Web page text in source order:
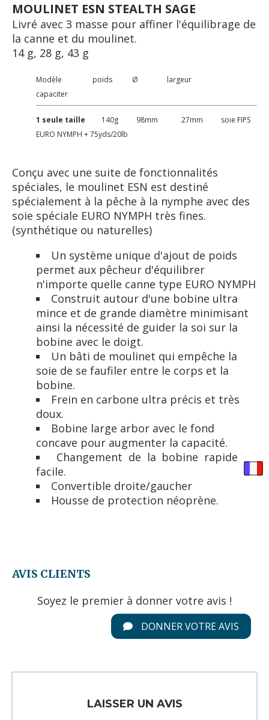
MOULINET ESN STEALTH SAGE
Livré avec 3 masse pour affiner l'équilibrage de
la canne et du moulinet.
14 g, 28 g, 43 g
Modèle poids Ø largeur
capaciter
1 seule taille 140g 98mm 27mm soie FIPS
EURO NYMPH + 75yds/20lb
Conçu avec une suite de fonctionnalités
spéciales, le moulinet ESN est destiné
spécialement à la pêche à la nymphe avec des
soie spéciale EURO NYMPH très fines.
(synthétique ou naturelles)
Un système unique d'ajout de poids
permet aux pêcheur d'équilibrer
n'importe quelle canne type EURO NYMPH
Construit autour d'une bobine ultra
mince et de grande diamètre minimisant
ainsi la nécessité de guider la soi sur la
bobine avec le doigt.
Un bâti de moulinet qui empêche la
soie de se faufiler entre le corps et la
bobine.
Frein en carbone ultra précis et très
doux.
Bobine large arbor avec le fond
concave pour augmenter la capacité.
Changement de la bobine rapide et
facile.
Convertible droite/gaucher
Housse de protection néoprène.
AVIS CLIENTS
Soyez le premier à donner votre avis !
DONNER VOTRE AVIS
LAISSER UN AVIS